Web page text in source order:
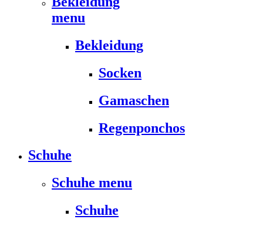
menu
Bekleidung
Socken
Gamaschen
Regenponchos
Schuhe
Schuhe menu
Schuhe